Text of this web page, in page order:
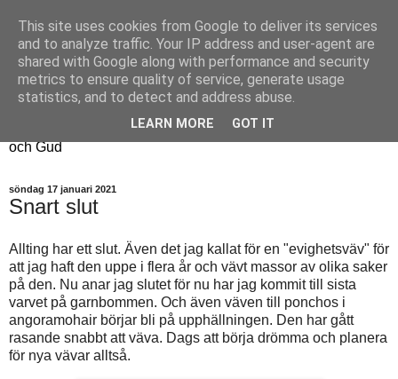
Fyren
Fyren finns för att sprida ljus i mörkret
För att påminna om guldkanterna i tillvaron
Här samsas jakt, hantverk, odling, och andra tankar om livet
och Gud
söndag 17 januari 2021
Snart slut
Allting har ett slut. Även det jag kallat för en "evighetsväv" för
att jag haft den uppe i flera år och vävt massor av olika saker
på den. Nu anar jag slutet för nu har jag kommit till sista
varvet på garnbommen. Och även väven till ponchos i
angoramohair börjar bli på upphällningen. Den har gått
rasande snabbt att väva. Dags att börja drömma och planera
för nya vävar alltså.
This site uses cookies from Google to deliver its services
and to analyze traffic. Your IP address and user-agent are
shared with Google along with performance and security
metrics to ensure quality of service, generate usage
statistics, and to detect and address abuse.
LEARN MORE GOT IT